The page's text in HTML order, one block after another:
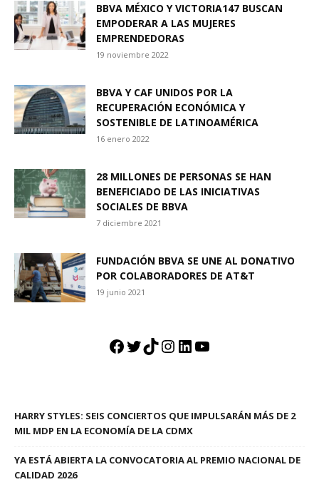
BBVA MÉXICO Y VICTORIA147 BUSCAN
EMPODERAR A LAS MUJERES
EMPRENDEDORAS
19 noviembre 2022
BBVA Y CAF UNIDOS POR LA
RECUPERACIÓN ECONÓMICA Y
SOSTENIBLE DE LATINOAMÉRICA
16 enero 2022
28 MILLONES DE PERSONAS SE HAN
BENEFICIADO DE LAS INICIATIVAS
SOCIALES DE BBVA
7 diciembre 2021
FUNDACIÓN BBVA SE UNE AL DONATIVO
POR COLABORADORES DE AT&T
19 junio 2021
Facebook
Twitter
TikTok
Instagram
LinkedIn
YouTube
HARRY STYLES: SEIS CONCIERTOS QUE IMPULSARÁN MÁS DE 2
MIL MDP EN LA ECONOMÍA DE LA CDMX
YA ESTÁ ABIERTA LA CONVOCATORIA AL PREMIO NACIONAL DE
CALIDAD 2026